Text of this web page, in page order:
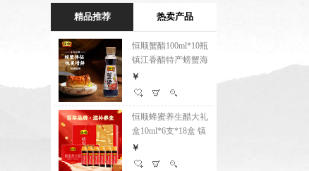
单瓶装
300ml家庭版
精品推荐 热卖产品
恒顺蟹醋100ml*10瓶
镇江香醋特产螃蟹海
鲜蘸料醋大闸蟹伴侣
香醋
￥
恒顺蜂蜜养生醋大礼
盒10ml*6支*18盒 镇
江香醋百年老字号特
产滋补送礼 蜂蜜醋大
￥